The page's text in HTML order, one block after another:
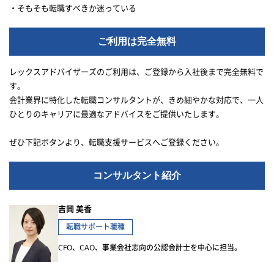
・そもそも転職すべきか迷っている
ご利用は完全無料
レックスアドバイザーズのご利用は、ご登録から入社後まで完全無料で
す。
会計業界に特化した転職コンサルタントが、きめ細やかな対応で、一人
ひとりのキャリアに最適なアドバイスをご提供いたします。
ぜひ下記ボタンより、転職支援サービスへご登録ください。
コンサルタント紹介
吉岡 美香
転職サポート職種
CFO、CAO、事業会社志向の公認会計士を中心に担当。